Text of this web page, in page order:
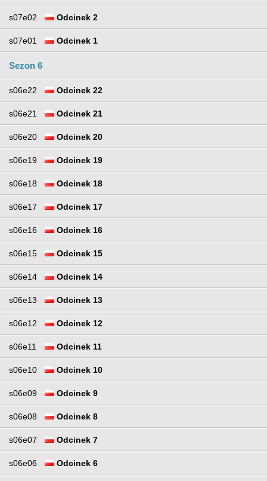
s07e02 Odcinek 2
s07e01 Odcinek 1
Sezon 6
s06e22 Odcinek 22
s06e21 Odcinek 21
s06e20 Odcinek 20
s06e19 Odcinek 19
s06e18 Odcinek 18
s06e17 Odcinek 17
s06e16 Odcinek 16
s06e15 Odcinek 15
s06e14 Odcinek 14
s06e13 Odcinek 13
s06e12 Odcinek 12
s06e11 Odcinek 11
s06e10 Odcinek 10
s06e09 Odcinek 9
s06e08 Odcinek 8
s06e07 Odcinek 7
s06e06 Odcinek 6